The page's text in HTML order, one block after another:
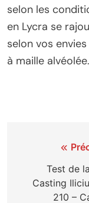
selon les
en Lycra se
selon vos
à maille
l’article
Test de
Casting
210 –